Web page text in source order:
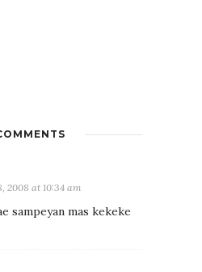
2008 at 10:34 am
sampeyan mas kekeke